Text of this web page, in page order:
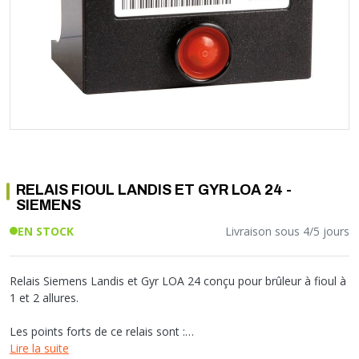
RACCORD PE (POLYÉTHYLÈNE)
RACCORD GALVA
RACCORD INOX
TUBE LAITON ET ECROU
ROBINET
FLEXIBLE
ETANCHÉITÉ RACCORDEMENT
FIXATION ET SUPPORT
RÉDUCTEUR DE PRESSION
COMPTEUR ET ACCESSOIRE
FILTRATION
Soupape différentielle
Vase d'expansion
Vanne de Température
Vanne de zone
Vanne équilibrage
Vanne mélangeuse
CHAUDIÈRE
TUBAGE CHEMINÉE CHAUDIÈRE POÊLE
EQUIPEMENT INDUSTRIEL
COMMUNICATION
COLLIER ET FIXATION
CONNEXION
LAMPE ET TORCHE
PILES ET ACCUMULATEURS
BLOC DE SÉCURITÉ
SYSTÈMES DE SÉCURITÉ
VMC ET VENTILATION
TRAPPE CHATIÈRE ET HUBLOT
PLOMBERIE PER
VOTRE SOLUTION CHAUFFAGE
RELAIS FIOUL LANDIS ET GYR LOA 24 -
SIEMENS
EN STOCK Livraison sous 4/5 jours
Relais Siemens Landis et Gyr LOA 24 conçu pour brûleur à fioul à
1 et 2 allures.
Les points forts de ce relais sont :
- la programmation thermique
Lire la suite